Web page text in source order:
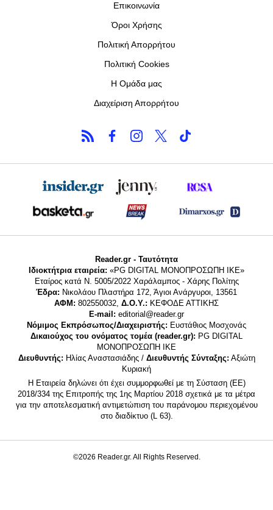
Επικοινωνία
Όροι Χρήσης
Πολιτική Απορρήτου
Πολιτική Cookies
Η Ομάδα μας
Διαχείριση Απορρήτου
Reader.gr - Ταυτότητα
Ιδιοκτήτρια εταιρεία: «PG DIGITAL MONΟΠΡΟΣΩΠΗ ΙΚΕ»
Εταίρος κατά Ν. 5005/2022 Χαράλαμπος - Χάρης Πολίτης
Έδρα: Νικολάου Πλαστήρα 172, Άγιοι Ανάργυροι, 13561
ΑΦΜ: 802550032, Δ.Ο.Υ.: ΚΕΦΟΔΕ ΑΤΤΙΚΗΣ
E-mail: editorial@reader.gr
Νόμιμος Εκπρόσωπος/Διαχειριστής: Ευστάθιος Μοσχονάς
Δικαιούχος του ονόματος τομέα (reader.gr): PG DIGITAL
MONΟΠΡΟΣΩΠΗ ΙΚΕ
Διευθυντής: Ηλίας Αναστασιάδης / Διευθυντής Σύνταξης: Αξιώτη
Κυριακή
Η Εταιρεία δηλώνει ότι έχει συμμορφωθεί με τη Σύσταση (ΕΕ)
2018/334 της Επιτροπής της 1ης Μαρτίου 2018 σχετικά με τα μέτρα
για την αποτελεσματική αντιμετώπιση του παράνομου περιεχομένου
στο διαδίκτυο (L 63).
©2026 Reader.gr. All Rights Reserved.